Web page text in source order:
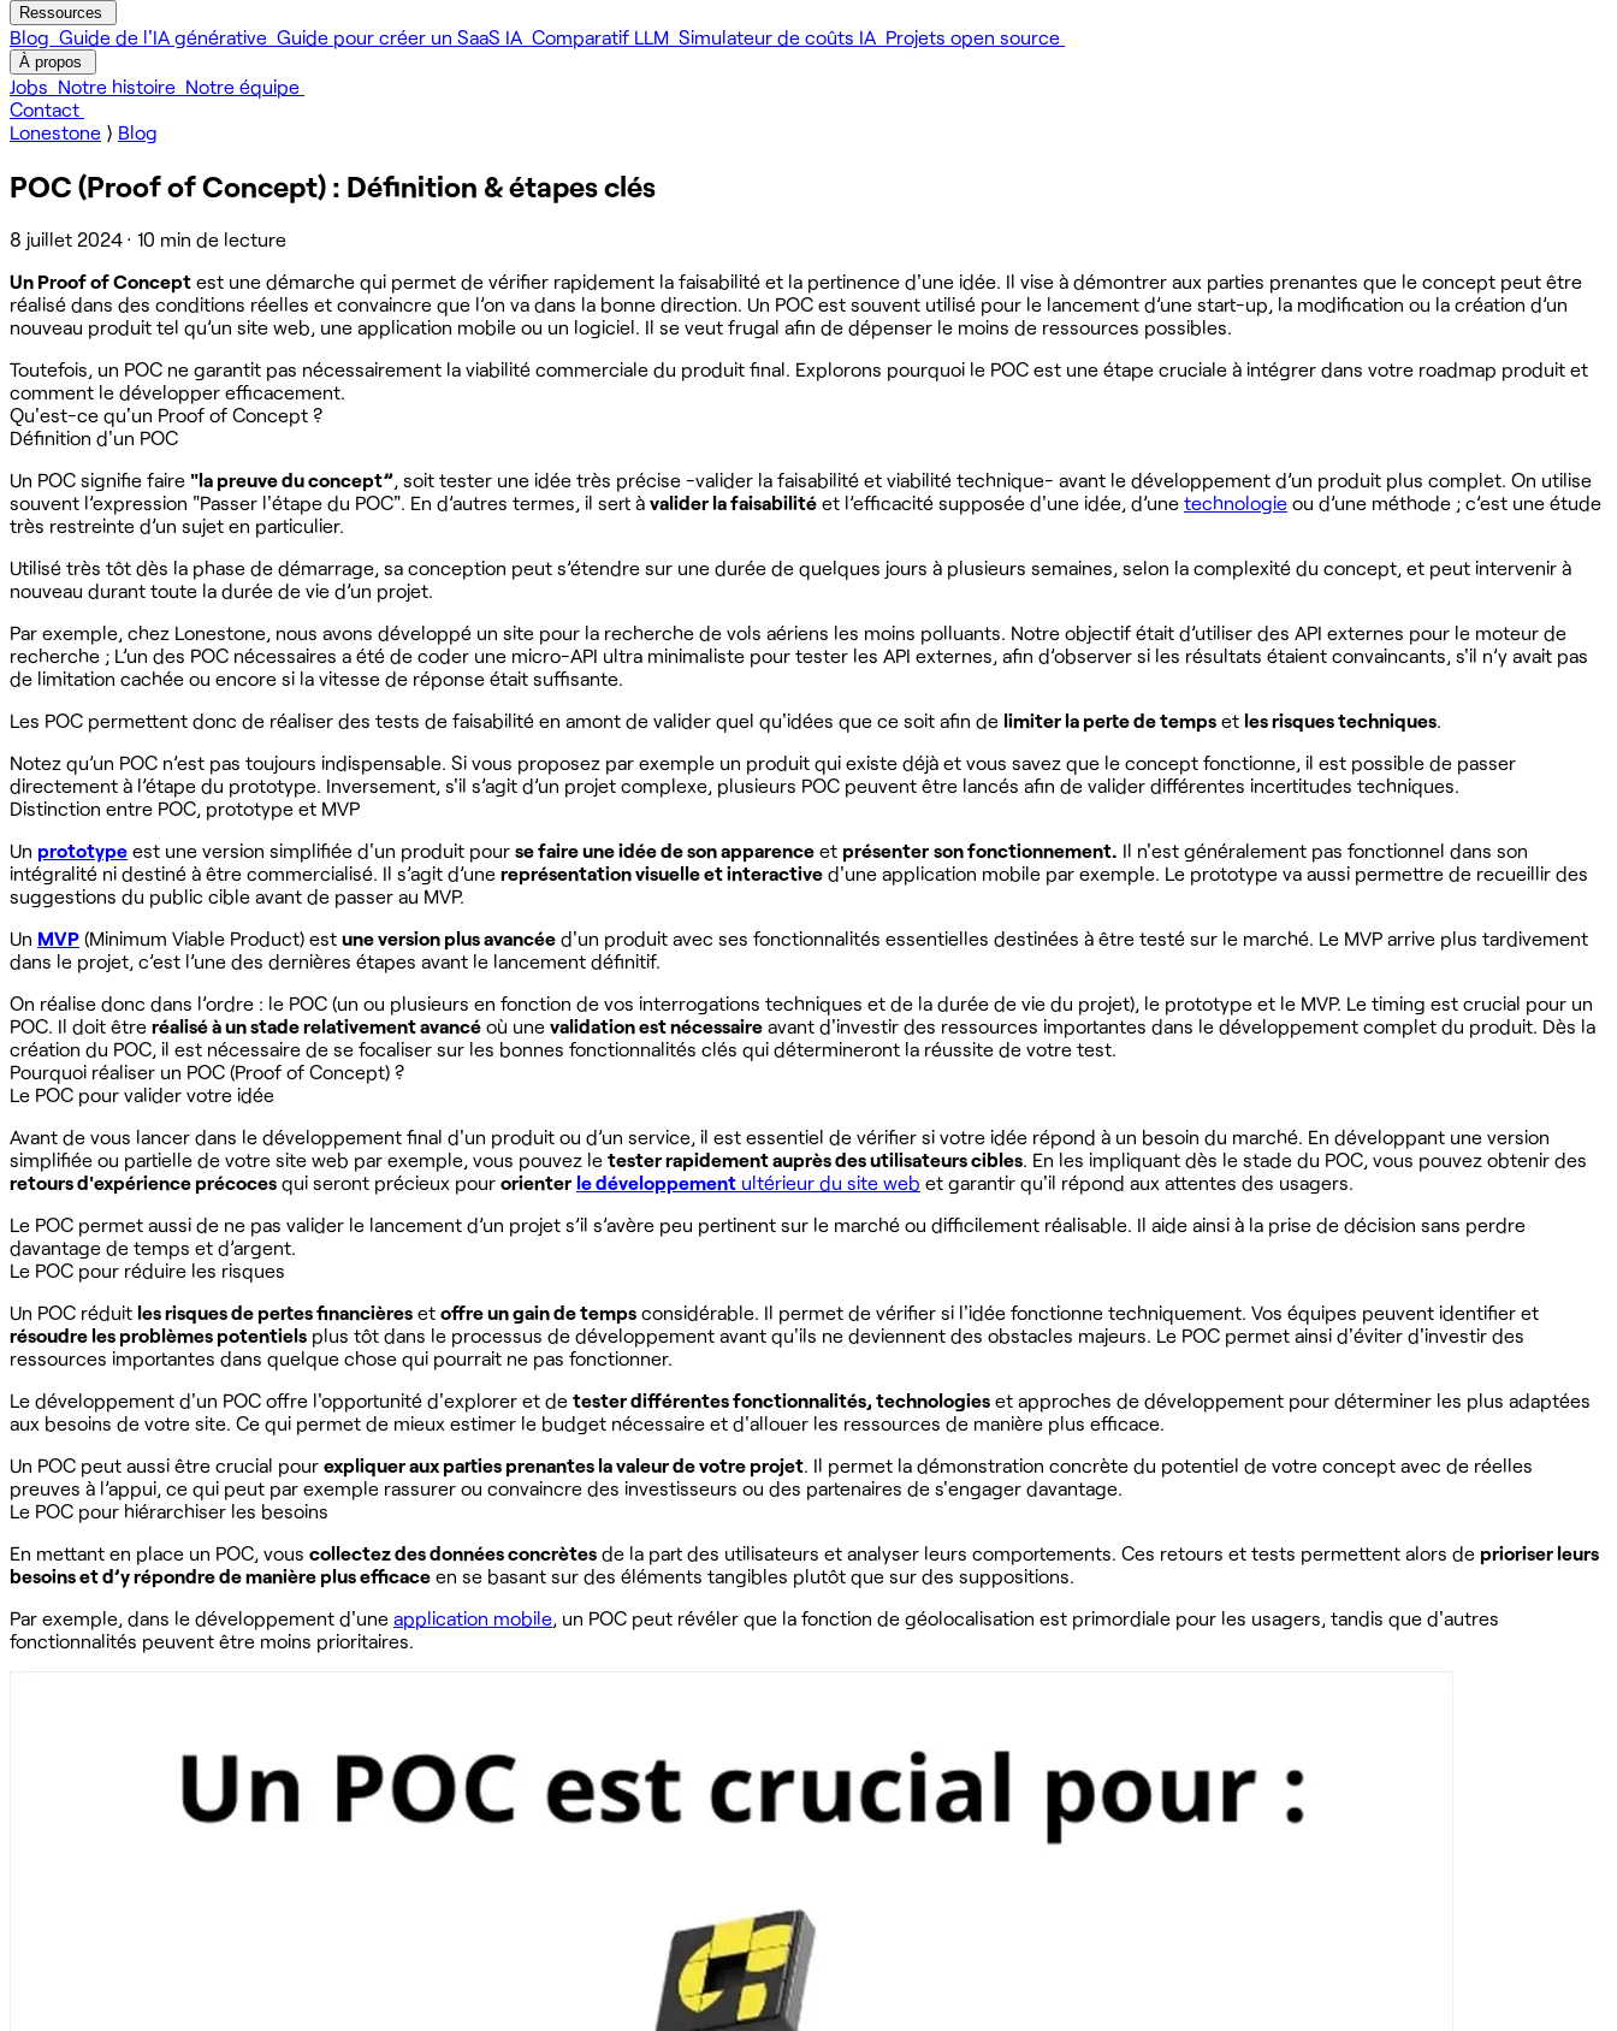
Ressources
Blog Guide de l'IA générative Guide pour créer un SaaS IA Comparatif LLM Simulateur de coûts IA Projets open source
À propos
Jobs Notre histoire Notre équipe
Contact
Lonestone ⟩ Blog
POC (Proof of Concept) : Définition & étapes clés
8 juillet 2024 · 10 min de lecture
Un Proof of Concept est une démarche qui permet de vérifier rapidement la faisabilité et la pertinence d'une idée. Il vise à démontrer aux parties prenantes que le concept peut être
réalisé dans des conditions réelles et convaincre que l’on va dans la bonne direction. Un POC est souvent utilisé pour le lancement d’une start-up, la modification ou la création d’un
nouveau produit tel qu’un site web, une application mobile ou un logiciel. Il se veut frugal afin de dépenser le moins de ressources possibles.
Toutefois, un POC ne garantit pas nécessairement la viabilité commerciale du produit final. Explorons pourquoi le POC est une étape cruciale à intégrer dans votre roadmap produit et
comment le développer efficacement.
Qu'est-ce qu'un Proof of Concept ?
Définition d'un POC
Un POC signifie faire "la preuve du concept”, soit tester une idée très précise -valider la faisabilité et viabilité technique- avant le développement d’un produit plus complet. On utilise
souvent l’expression "Passer l'étape du POC". En d’autres termes, il sert à valider la faisabilité et l’efficacité supposée d'une idée, d’une technologie ou d’une méthode ; c’est une étude
très restreinte d’un sujet en particulier. ‍
Utilisé très tôt dès la phase de démarrage, sa conception peut s’étendre sur une durée de quelques jours à plusieurs semaines, selon la complexité du concept, et peut intervenir à
nouveau durant toute la durée de vie d’un projet.
Par exemple, chez Lonestone, nous avons développé un site pour la recherche de vols aériens les moins polluants. Notre objectif était d’utiliser des API externes pour le moteur de
recherche ; L’un des POC nécessaires a été de coder une micro-API ultra minimaliste pour tester les API externes, afin d’observer si les résultats étaient convaincants, s'il n’y avait pas
de limitation cachée ou encore si la vitesse de réponse était suffisante. ‍
Les POC permettent donc de réaliser des tests de faisabilité en amont de valider quel qu'idées que ce soit afin de limiter la perte de temps et les risques techniques.
Notez qu’un POC n’est pas toujours indispensable. Si vous proposez par exemple un produit qui existe déjà et vous savez que le concept fonctionne, il est possible de passer
directement à l’étape du prototype. Inversement, s'il s’agit d’un projet complexe, plusieurs POC peuvent être lancés afin de valider différentes incertitudes techniques.
Distinction entre POC, prototype et MVP
Un prototype est une version simplifiée d'un produit pour se faire une idée de son apparence et présenter son fonctionnement. Il n'est généralement pas fonctionnel dans son
intégralité ni destiné à être commercialisé. Il s’agit d’une représentation visuelle et interactive d'une application mobile par exemple. Le prototype va aussi permettre de recueillir des
suggestions du public cible avant de passer au MVP.
Un MVP (Minimum Viable Product) est une version plus avancée d'un produit avec ses fonctionnalités essentielles destinées à être testé sur le marché. Le MVP arrive plus tardivement
dans le projet, c’est l’une des dernières étapes avant le lancement définitif.
On réalise donc dans l’ordre : le POC (un ou plusieurs en fonction de vos interrogations techniques et de la durée de vie du projet), le prototype et le MVP. Le timing est crucial pour un
POC. Il doit être réalisé à un stade relativement avancé où une validation est nécessaire avant d'investir des ressources importantes dans le développement complet du produit. Dès la
création du POC, il est nécessaire de se focaliser sur les bonnes fonctionnalités clés qui détermineront la réussite de votre test.
Pourquoi réaliser un POC (Proof of Concept) ?
Le POC pour valider votre idée
Avant de vous lancer dans le développement final d'un produit ou d’un service, il est essentiel de vérifier si votre idée répond à un besoin du marché. En développant une version
simplifiée ou partielle de votre site web par exemple, vous pouvez le tester rapidement auprès des utilisateurs cibles. En les impliquant dès le stade du POC, vous pouvez obtenir des
retours d'expérience précoces qui seront précieux pour orienter le développement ultérieur du site web et garantir qu'il répond aux attentes des usagers.
Le POC permet aussi de ne pas valider le lancement d’un projet s’il s’avère peu pertinent sur le marché ou difficilement réalisable. Il aide ainsi à la prise de décision sans perdre
davantage de temps et d’argent.
Le POC pour réduire les risques
Un POC réduit les risques de pertes financières et offre un gain de temps considérable. Il permet de vérifier si l'idée fonctionne techniquement. Vos équipes peuvent identifier et
résoudre les problèmes potentiels plus tôt dans le processus de développement avant qu'ils ne deviennent des obstacles majeurs. Le POC permet ainsi d'éviter d'investir des
ressources importantes dans quelque chose qui pourrait ne pas fonctionner.
Le développement d'un POC offre l'opportunité d'explorer et de tester différentes fonctionnalités, technologies et approches de développement pour déterminer les plus adaptées
aux besoins de votre site. Ce qui permet de mieux estimer le budget nécessaire et d'allouer les ressources de manière plus efficace.
Un POC peut aussi être crucial pour expliquer aux parties prenantes la valeur de votre projet. Il permet la démonstration concrète du potentiel de votre concept avec de réelles
preuves à l’appui, ce qui peut par exemple rassurer ou convaincre des investisseurs ou des partenaires de s'engager davantage.
Le POC pour hiérarchiser les besoins
En mettant en place un POC, vous collectez des données concrètes de la part des utilisateurs et analyser leurs comportements. Ces retours et tests permettent alors de prioriser leurs
besoins et d’y répondre de manière plus efficace en se basant sur des éléments tangibles plutôt que sur des suppositions.
Par exemple, dans le développement d'une application mobile, un POC peut révéler que la fonction de géolocalisation est primordiale pour les usagers, tandis que d'autres
fonctionnalités peuvent être moins prioritaires.